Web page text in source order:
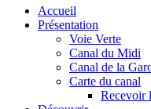
Accueil
Présentation
Voie Verte
Canal du Midi
Canal de la
Carte du canal
Recevoir